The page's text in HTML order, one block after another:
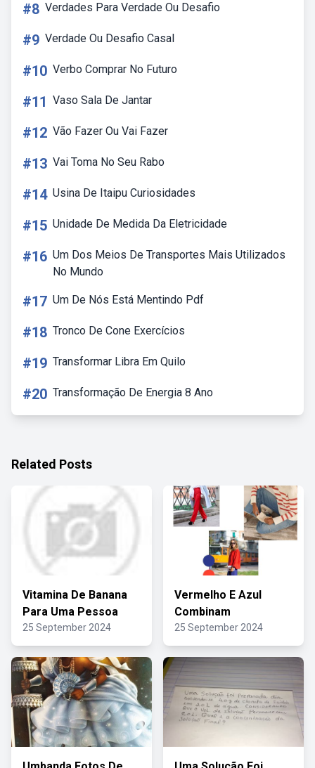
#8 Verdades Para Verdade Ou Desafio
#9 Verdade Ou Desafio Casal
#10 Verbo Comprar No Futuro
#11 Vaso Sala De Jantar
#12 Vão Fazer Ou Vai Fazer
#13 Vai Toma No Seu Rabo
#14 Usina De Itaipu Curiosidades
#15 Unidade De Medida Da Eletricidade
#16 Um Dos Meios De Transportes Mais Utilizados
No Mundo
#17 Um De Nós Está Mentindo Pdf
#18 Tronco De Cone Exercícios
#19 Transformar Libra Em Quilo
#20 Transformação De Energia 8 Ano
Related Posts
Vitamina De Banana
Para Uma Pessoa
25 September 2024
Vermelho E Azul
Combinam
25 September 2024